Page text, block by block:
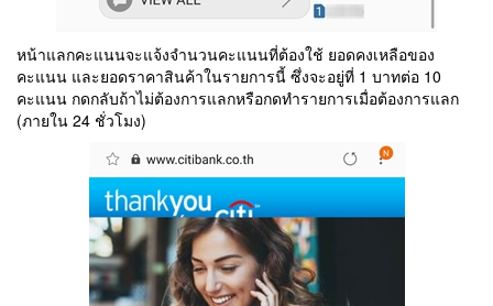
หน้าแลกคะแนนจะแจ้งจำนวนคะแนนที่ต้องใช้ ยอดคงเหลือของ
คะแนน และยอดราคาสินค้าในรายการนี้ ซึ่งจะอยู่ที่ 1 บาทต่อ 10
คะแนน กดกลับถ้าไม่ต้องการแลกหรือกดทำรายการเมื่อต้องการแลก
(ภายใน 24 ชั่วโมง)